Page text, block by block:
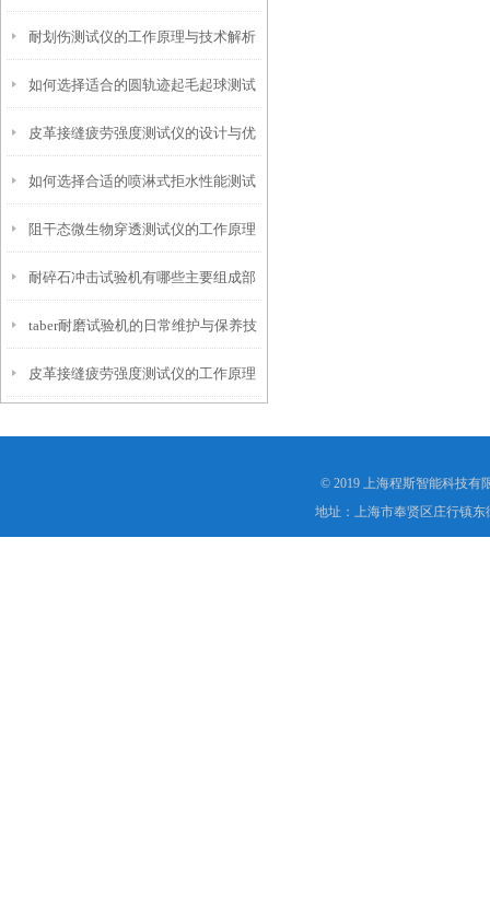
耐划伤测试仪的工作原理与技术解析
如何选择适合的圆轨迹起毛起球测试
仪？
皮革接缝疲劳强度测试仪的设计与优
化
如何选择合适的喷淋式拒水性能测试
仪
阻干态微生物穿透测试仪的工作原理
解析
耐碎石冲击试验机有哪些主要组成部
分？
taber耐磨试验机的日常维护与保养技
巧
皮革接缝疲劳强度测试仪的工作原理
© 2019 上海程斯智能科技有
地址：上海市奉贤区庄行镇东